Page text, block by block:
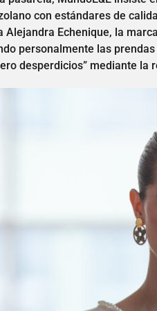
con estándares de
Alejandra Echenique, la
personalmente las
desperdicios” mediante la